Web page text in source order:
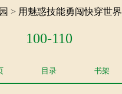
> 用魅惑技能勇闯快穿世界
100-110
目录 书架